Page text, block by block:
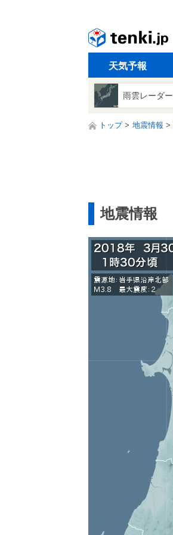
天気予報
雨雲レーダー
トップ 地震情報
地震情報